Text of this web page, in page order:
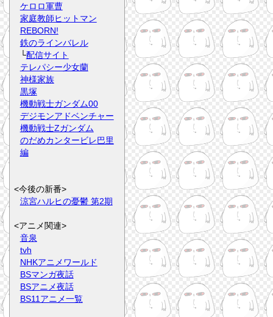
ケロロ軍曹
家庭教師ヒットマン
REBORN!
鉄のラインバレル
└配信サイト
テレパシー少女蘭
神様家族
黒塚
機動戦士ガンダム00
デジモンアドベンチャー
機動戦士Zガンダム
のだめカンタービレ巴里
編
<今後の新番>
涼宮ハルヒの憂鬱 第2期
<アニメ関連>
音泉
tvh
NHKアニメワールド
BSマンガ夜話
BSアニメ夜話
BS11アニメ一覧